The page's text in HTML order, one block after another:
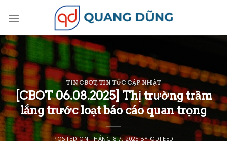
TIN CBOT,TIN TỨC CẬP NHẬT
[CBOT 06.08.2025] Thị trường trầm
lắng trước loạt báo cáo quan trọng
POSTED ONTHÁNG 8 7, 2025BYQDFEED